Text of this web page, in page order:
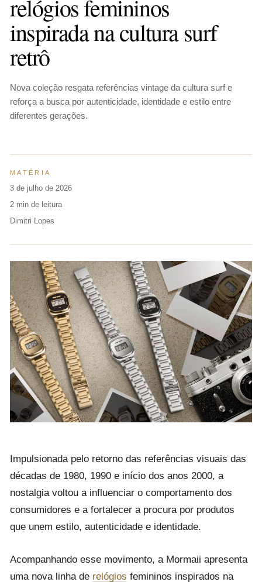
relógios femininos
inspirada na cultura surf
retrô
Nova coleção resgata referências vintage da cultura surf e
reforça a busca por autenticidade, identidade e estilo entre
diferentes gerações.
MATÉRIA
3 de julho de 2026
2 min de leitura
Dimitri Lopes
Impulsionada pelo retorno das referências visuais das
décadas de 1980, 1990 e início dos anos 2000, a
nostalgia voltou a influenciar o comportamento dos
consumidores e a fortalecer a procura por produtos
que unem estilo, autenticidade e identidade.
Acompanhando esse movimento, a Mormaii apresenta
uma nova linha de relógios femininos inspirados na